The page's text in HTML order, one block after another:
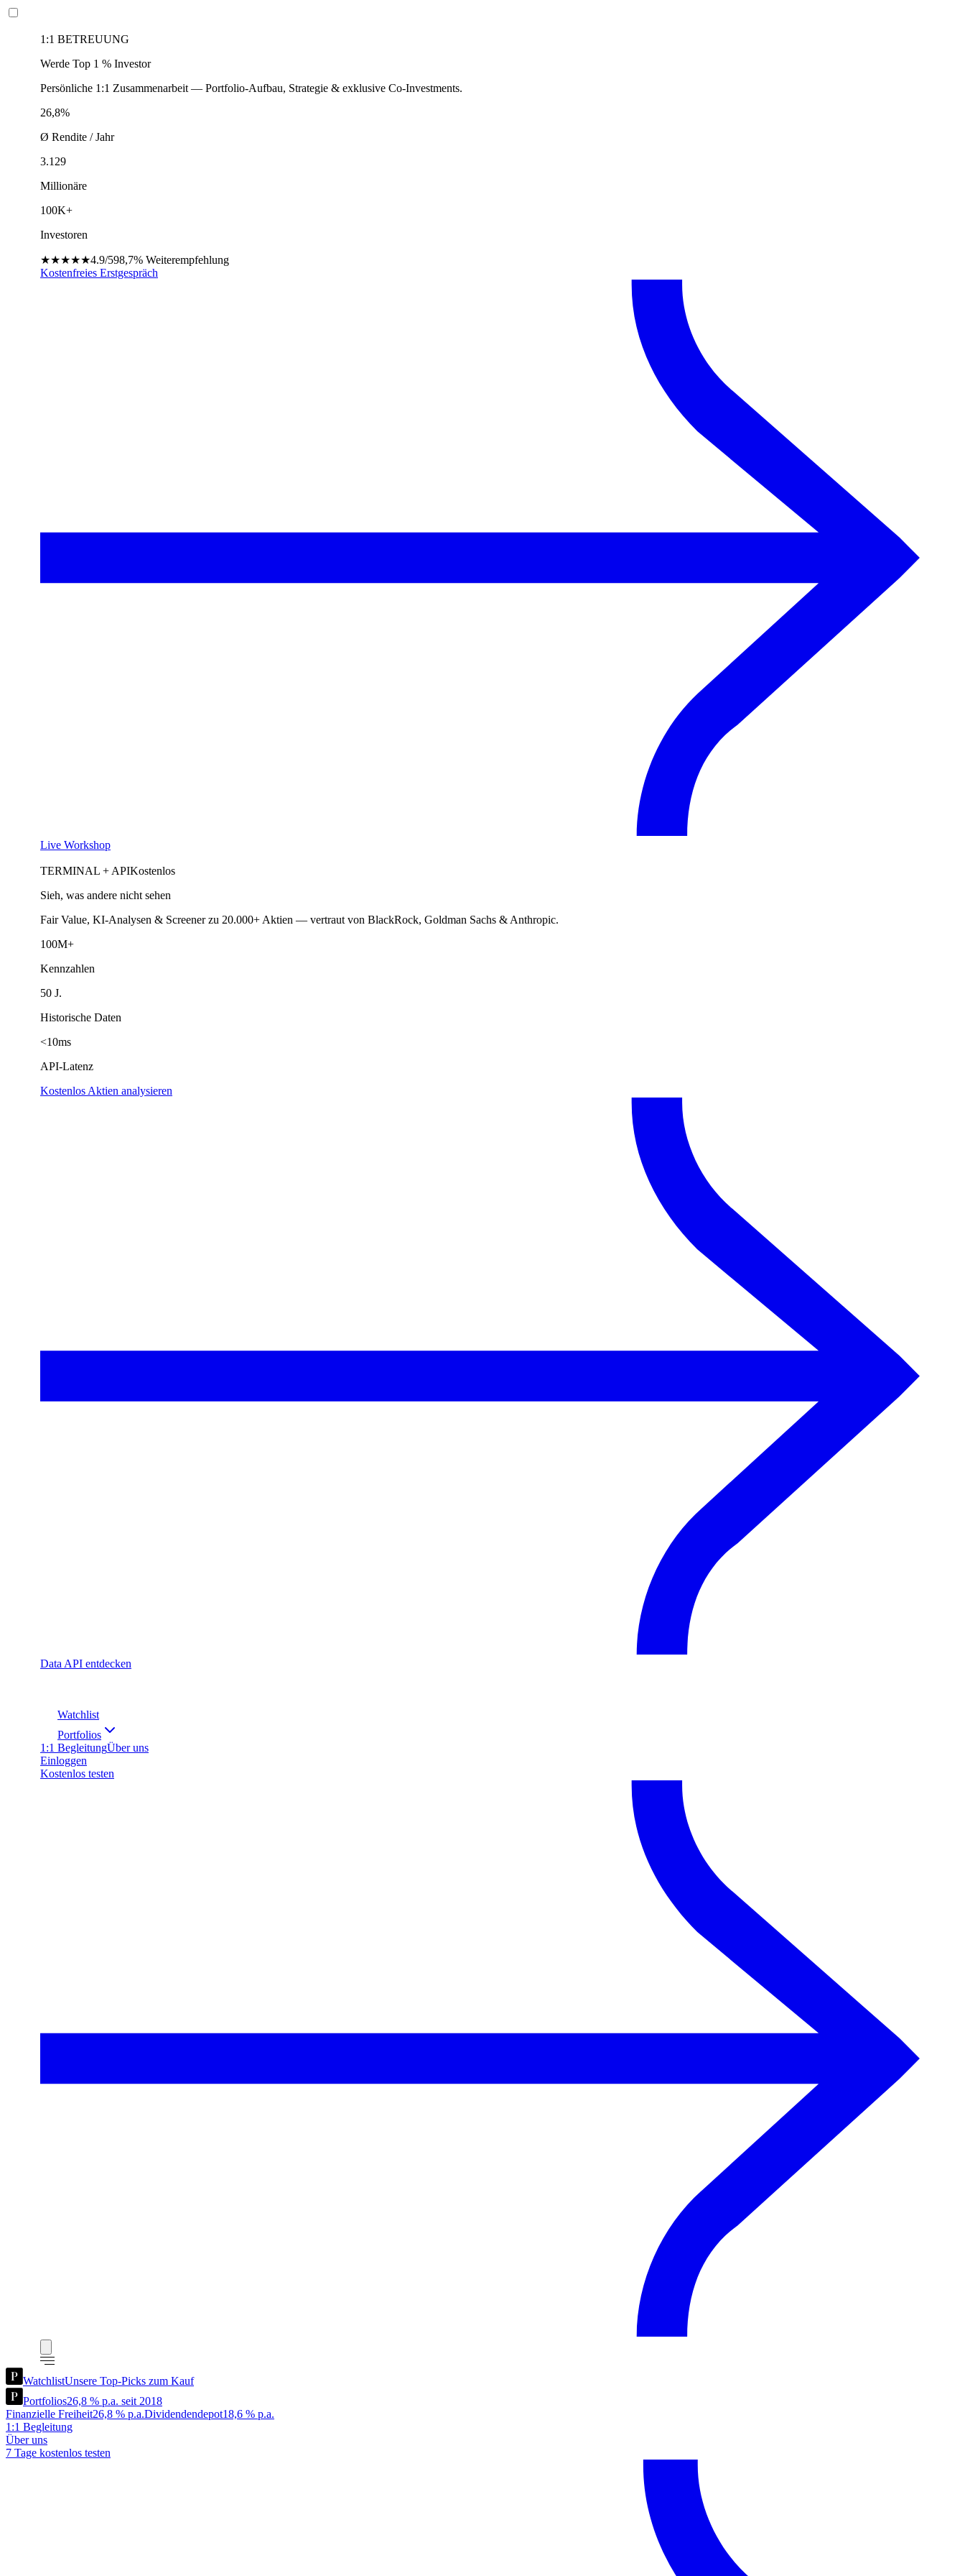
1:1 BETREUUNG
Werde Top 1 % Investor
Persönliche 1:1 Zusammenarbeit — Portfolio-Aufbau, Strategie & exklusive Co-Investments.
26,8%
Ø Rendite / Jahr
3.129
Millionäre
100K+
Investoren
★★★★★4.9/598,7% Weiterempfehlung
Kostenfreies Erstgespräch
Live Workshop
TERMINAL + APIKostenlos
Sieh, was andere nicht sehen
Fair Value, KI-Analysen & Screener zu 20.000+ Aktien — vertraut von BlackRock, Goldman Sachs & Anthropic.
100M+
Kennzahlen
50 J.
Historische Daten
<10ms
API-Latenz
Kostenlos Aktien analysieren
Data API entdecken
Watchlist
Portfolios
1:1 BegleitungÜber uns
Einloggen
Kostenlos testen
WatchlistUnsere Top-Picks zum Kauf
Portfolios26,8 % p.a. seit 2018
Finanzielle Freiheit26,8 % p.a.Dividendendepot18,6 % p.a.
1:1 Begleitung
Über uns
7 Tage kostenlos testen